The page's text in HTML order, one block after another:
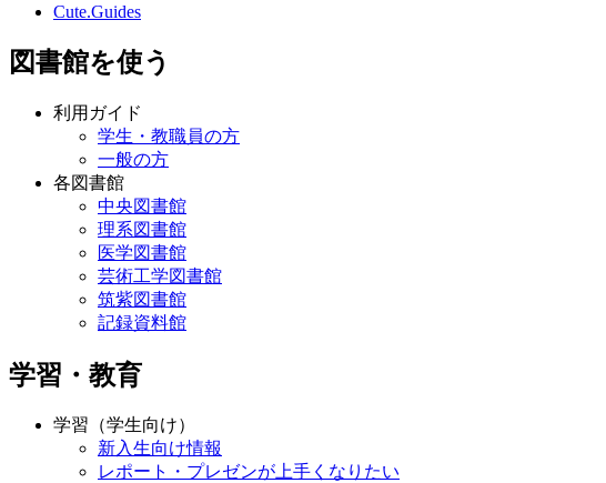
Cute.Guides
図書館を使う
利用ガイド
学生・教職員の方
一般の方
各図書館
中央図書館
理系図書館
医学図書館
芸術工学図書館
筑紫図書館
記録資料館
学習・教育
学習（学生向け）
新入生向け情報
レポート・プレゼンが上手くなりたい